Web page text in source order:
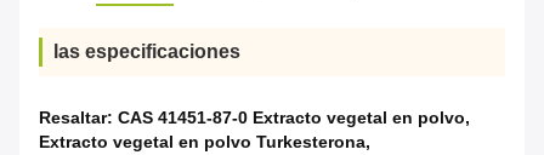
las especificaciones
Resaltar: CAS 41451-87-0 Extracto vegetal en polvo,
Extracto vegetal en polvo Turkesterona,